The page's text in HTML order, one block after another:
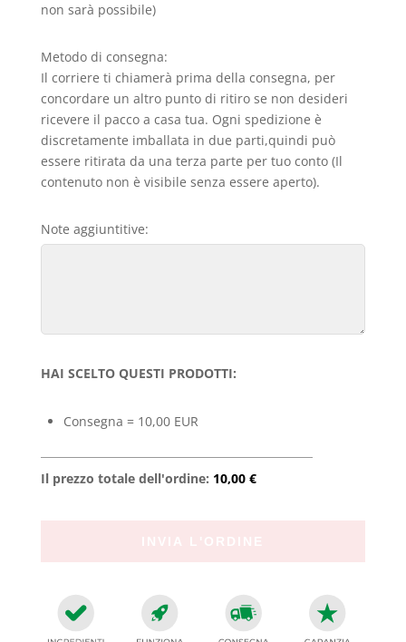
non sarà possibile)
Metodo di consegna:
Il corriere ti chiamerà prima della consegna, per
concordare un altro punto di ritiro se non desideri
ricevere il pacco a casa tua. Ogni spedizione è
discretamente imballata in due parti,quindi può
essere ritirata da una terza parte per tuo conto (Il
contenuto non è visibile senza essere aperto).
Note aggiuntitive:
HAI SCELTO QUESTI PRODOTTI:
Consegna = 10,00 EUR
Il prezzo totale dell'ordine: 10,00 €